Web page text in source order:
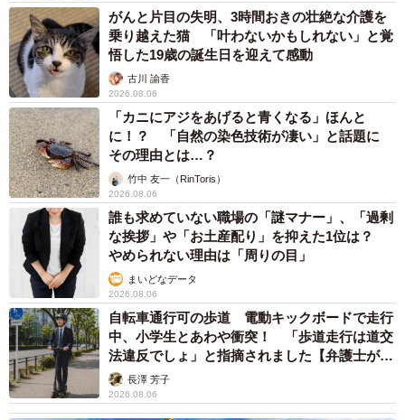
がんと片目の失明、3時間おきの壮絶な介護を
乗り越えた猫 「叶わないかもしれない」と覚
悟した19歳の誕生日を迎えて感動
古川 諭香
2026.08.06
「カニにアジをあげると青くなる」ほんと
に！？ 「自然の染色技術が凄い」と話題に
その理由とは…？
竹中 友一（RinToris）
2026.08.06
誰も求めていない職場の「謎マナー」、「過剰
な挨拶」や「お土産配り」を抑えた1位は？
やめられない理由は「周りの目」
まいどなデータ
2026.08.06
自転車通行可の歩道 電動キックボードで走行
中、小学生とあわや衝突！ 「歩道走行は道交
法違反でしょ」と指摘されました【弁護士が解
説】長澤 芳子
2026.08.06